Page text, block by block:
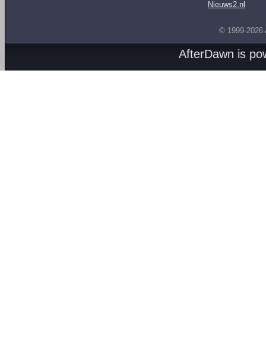
Nieuws2.nl
© 1999-2026
AfterDawn is